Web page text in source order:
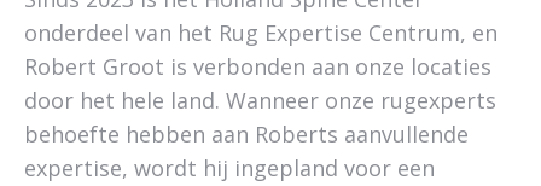
onderdeel van het Rug Expertise Centrum, en
Robert Groot is verbonden aan onze locaties
door het hele land. Wanneer onze rugexperts
behoefte hebben aan Roberts aanvullende
expertise, wordt hij ingepland voor een